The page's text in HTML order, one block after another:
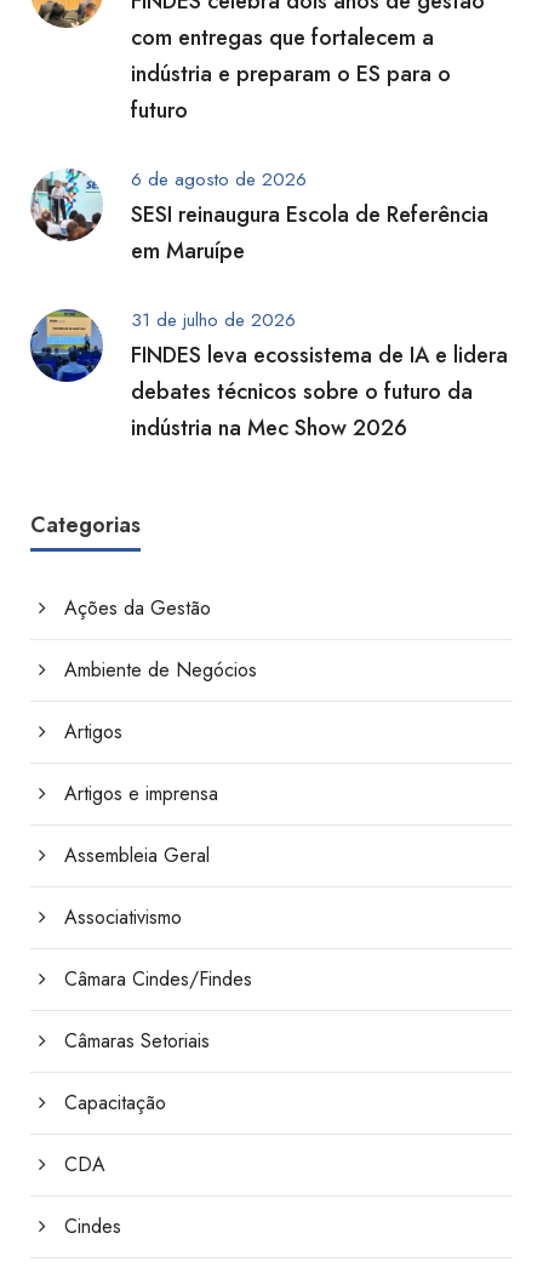
com entregas que fortalecem a
indústria e preparam o ES para o
futuro
6 de agosto de 2026
SESI reinaugura Escola de Referência
em Maruípe
31 de julho de 2026
FINDES leva ecossistema de IA e lidera
debates técnicos sobre o futuro da
indústria na Mec Show 2026
Categorias
Ações da Gestão
Ambiente de Negócios
Artigos
Artigos e imprensa
Assembleia Geral
Associativismo
Câmara Cindes/Findes
Câmaras Setoriais
Capacitação
CDA
Cindes